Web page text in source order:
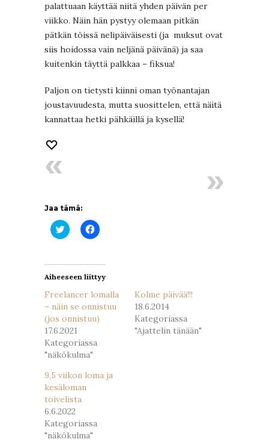
palattuaan käyttää niitä yhden päivän per
viikko. Näin hän pystyy olemaan pitkän
pätkän töissä nelipäiväisesti (ja muksut ovat
siis hoidossa vain neljänä päivänä) ja saa
kuitenkin täyttä palkkaa – fiksua!
Paljon on tietysti kiinni oman työnantajan
joustavuudesta, mutta suosittelen, että näitä
kannattaa hetki pähkäillä ja kysellä!
Jaa tämä:
Jaa
Twitterissä(Avautuu
Jaa
Facebookissa(Avautuu
Aiheeseen liittyy
Freelancer lomalla
– näin se onnistuu
(jos onnistuu)
17.6.2021
Kategoriassa
"näkökulma"
Kolme päivää!!!
18.6.2014
Kategoriassa
"Ajattelin tänään"
9,5 viikon loma ja
kesäloman
toivelista
6.6.2022
Kategoriassa
"näkökulma"